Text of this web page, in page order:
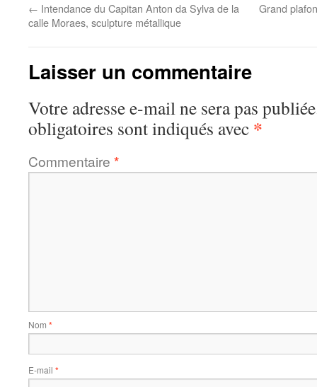
← Intendance du Capitan Anton da Sylva de la
calle Moraes, sculpture métallique
Grand
Laisser un commentaire
Votre adresse e-mail ne sera pas
obligatoires sont indiqués avec *
Commentaire *
Nom *
E-mail *